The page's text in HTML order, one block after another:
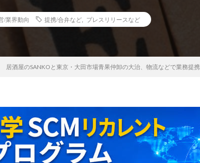
/業界動向 提携/合弁など プレスリリースなど
居酒屋のSANKOと東京・大田市場青果仲卸の大治、物流などで業務提携